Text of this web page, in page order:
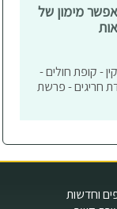
מימון של
- קופת חולים -
חריגים - פרשת
וחדשות